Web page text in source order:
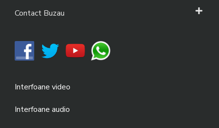
Contact Buzau
Interfoane video
Interfoane audio